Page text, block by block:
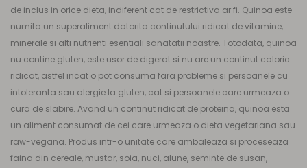
de inclus in orice dieta, indiferent cat de restrictiva ar fi. Quinoa este
numita un superaliment datorita continutului ridicat de vitamine,
minerale si alti nutrienti esentiali sanatatii noastre. Totodata, quinoa
nu contine gluten, este usor de digerat si nu are un continut caloric
ridicat, astfel incat o pot consuma fara probleme si persoanele cu
intoleranta sau alergie la gluten, cat si persoanele care urmeaza o
cura de slabire. Avand un continut ridicat de proteina, quinoa esta
un aliment consumat de cei care urmeaza o dieta vegetariana sau
raw-vegana. Produs intr-o unitate care ambaleaza si proceseaza
faina din cereale, mustar, soia, nuci, alune, seminte de susan,